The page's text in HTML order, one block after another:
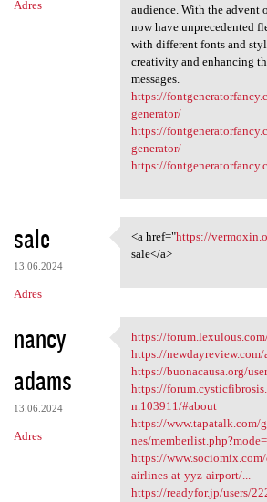
Adres
audience. With the advent
now have unprecedented
with different fonts and
creativity and enhancing
messages.
https://
generator/
https://
generator/
https://
sale
13.06.2024
Adres
<a href="https://
<a href="https://
sale</a>
nancy
adams
13.06.2024
Adres
https://
https://
https://
https://buonacausa.org/
https://
n.103911/#about
https://www.tapatalk.com/
nes/
https://
airlines-at-yyz-airport/...
https://readyfor.jp/users/